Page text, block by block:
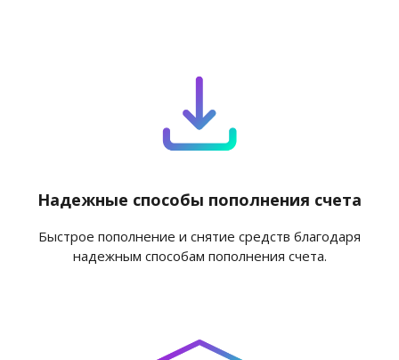
Надежные способы пополнения счета
Быстрое пополнение и снятие средств благодаря
надежным способам пополнения счета.